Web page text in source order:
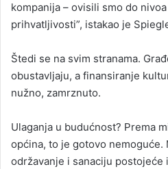
kompanija – ovisili smo do
prihvatljivosti”, istakao je
Štedi se na svim stranama.
obustavljaju, a finansiranje
nužno, zamrznuto.
Ulaganja u budućnost? Prema
općina, to je gotovo nemoguće.
održavanje i sanaciju